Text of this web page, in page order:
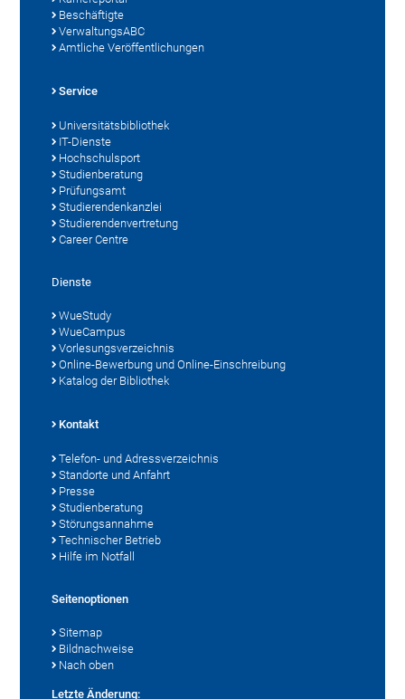
Beschäftigte
VerwaltungsABC
Amtliche Veröffentlichungen
Service
Universitätsbibliothek
IT-Dienste
Hochschulsport
Studienberatung
Prüfungsamt
Studierendenkanzlei
Studierendenvertretung
Career Centre
Dienste
WueStudy
WueCampus
Vorlesungsverzeichnis
Online-Bewerbung und Online-Einschreibung
Katalog der Bibliothek
Kontakt
Telefon- und Adressverzeichnis
Standorte und Anfahrt
Presse
Studienberatung
Störungsannahme
Technischer Betrieb
Hilfe im Notfall
Seitenoptionen
Sitemap
Bildnachweise
Nach oben
Letzte Änderung: